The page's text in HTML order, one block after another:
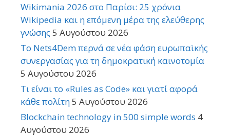
Wikimania 2026 στο Παρίσι: 25 χρόνια
Wikipedia και η επόμενη μέρα της ελεύθερης
γνώσης 5 Αυγούστου 2026
Το Nets4Dem περνά σε νέα φάση ευρωπαϊκής
συνεργασίας για τη δημοκρατική καινοτομία
5 Αυγούστου 2026
Τι είναι το «Rules as Code» και γιατί αφορά
κάθε πολίτη5 Αυγούστου 2026
Blockchain technology in 500 simple words 4
Αυγούστου 2026